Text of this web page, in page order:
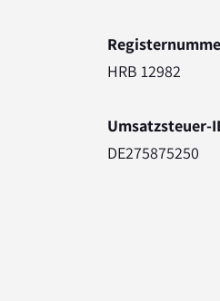
HRB 12982
Umsatzsteuer-
DE275875250